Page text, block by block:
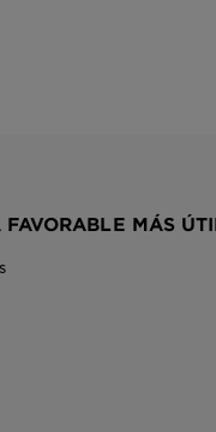
FAVORABLE MÁS